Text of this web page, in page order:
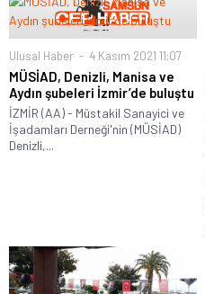
Ulusal Haber 4 Kasım 2021 11:07
MÜSİAD, Denizli, Manisa ve
Aydın şubeleri İzmir’de buluştu
İZMİR (AA) - Müstakil Sanayici ve
İşadamları Derneği'nin (MÜSİAD)
Denizli,...